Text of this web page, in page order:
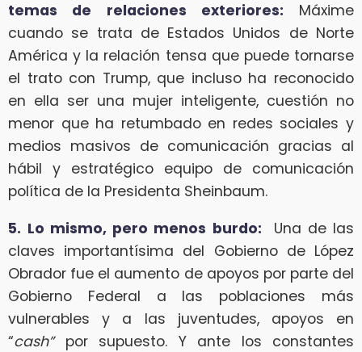
temas de relaciones exteriores: Máxime
cuando se trata de Estados Unidos de Norte
América y la relación tensa que puede tornarse
el trato con Trump, que incluso ha reconocido
en ella ser una mujer inteligente, cuestión no
menor que ha retumbado en redes sociales y
medios masivos de comunicación gracias al
hábil y estratégico equipo de comunicación
política de la Presidenta Sheinbaum.
5. Lo mismo, pero menos burdo:
Una de las
claves importantísima del Gobierno de López
Obrador fue el aumento de apoyos por parte del
Gobierno Federal a las poblaciones más
vulnerables y a las juventudes, apoyos en
“cash” por supuesto. Y ante los constantes